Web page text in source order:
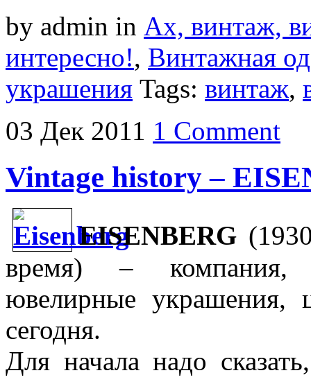
by admin in Ах, винтаж,
интересно!, Винтажная
украшения Tags: винтаж,
03 Дек 2011 1 Comment
Vintage history –
EISENBERG
время) – компания,
ювелирные украшения,
сегодня.
Для начала надо